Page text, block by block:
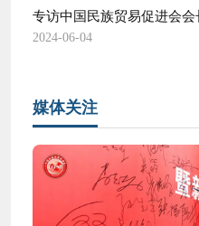
2024-06-04
媒体关注